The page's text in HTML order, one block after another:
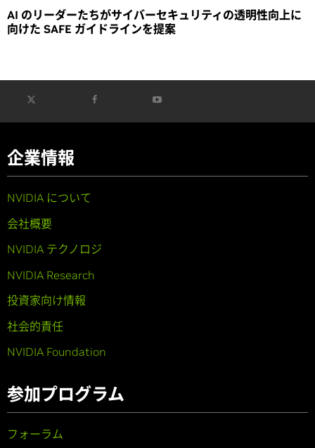
AI のリーダーたちがサイバーセキュリティの透明性向上に
向けた SAFE ガイドラインを提案
企業情報
NVIDIA について
会社概要
NVIDIA テクノロジ
NVIDIA Research
投資家向け情報
社会的責任
NVIDIA Foundation
参加プログラム
フォーラム